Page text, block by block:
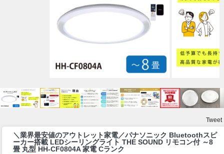
Tweet
＼業界最安値のアウトレット家電／パナソニック Bluetoothスピ
ーカー搭載 LEDシーリングライト THE SOUND リモコン付 ～8
畳 丸型 HH-CF0804A 家電 Cランク